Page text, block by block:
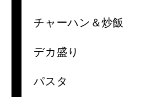
チャーハン＆炒飯
デカ盛り
パスタ